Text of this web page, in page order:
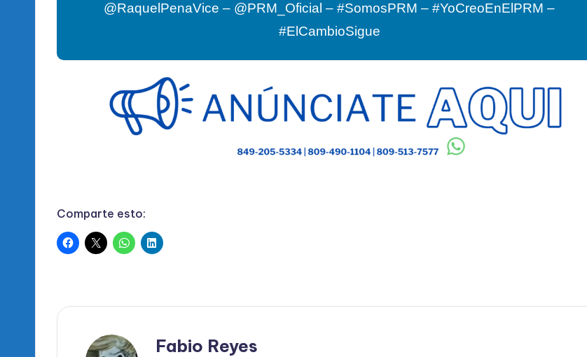
@RaquelPenaVice – @PRM_Oficial – #SomosPRM – #YoCreoEnElPRM –
#ElCambioSigue
Comparte esto:
Fabio Reyes